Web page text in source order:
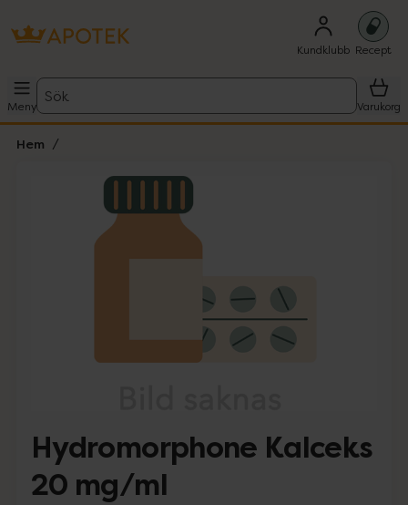
Kundklubb Recept
Meny
Sök
Varukorg
Hem
Lista: . Innehåller 1 objekt.
Hydromorphone Kalceks
20 mg/ml